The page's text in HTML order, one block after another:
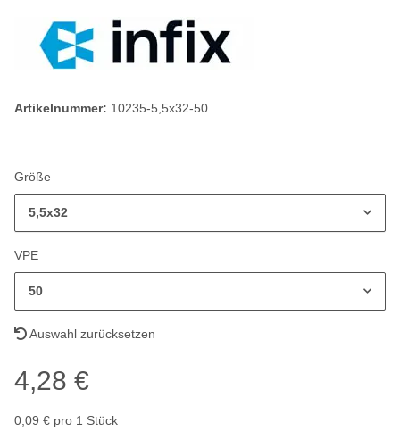
Artikelnummer: 10235-5,5x32-50
Größe
5,5x32
VPE
50
Auswahl zurücksetzen
4,28 €
0,09 € pro 1 Stück